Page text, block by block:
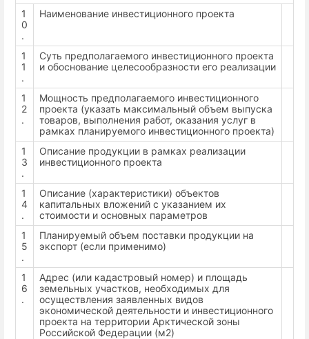
1
0
.
Наименование инвестиционного проекта
1
1
.
Суть предполагаемого инвестиционного проекта
и обоснование целесообразности его реализации
1
2
.
Мощность предполагаемого инвестиционного
проекта (указать максимальный объем выпуска
товаров, выполнения работ, оказания услуг в
рамках планируемого инвестиционного проекта)
1
3
.
Описание продукции в рамках реализации
инвестиционного проекта
1
4
.
Описание (характеристики) объектов
капитальных вложений с указанием их
стоимости и основных параметров
1
5
.
Планируемый объем поставки продукции на
экспорт (если применимо)
1
6
.
Адрес (или кадастровый номер) и площадь
земельных участков, необходимых для
осуществления заявленных видов
экономической деятельности и инвестиционного
проекта на территории Арктической зоны
Российской Федерации (м2)